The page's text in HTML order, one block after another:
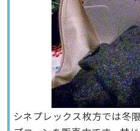
シネプレックス枚方では冬